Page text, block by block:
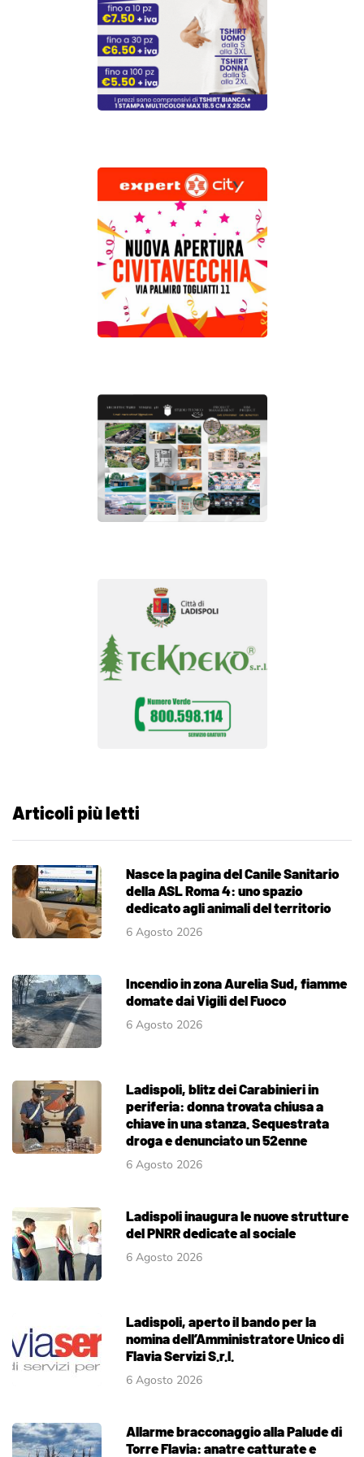
Articoli più letti
Nasce la pagina del Canile Sanitario
della ASL Roma 4: uno spazio
dedicato agli animali del territorio
6 Agosto 2026
Incendio in zona Aurelia Sud, fiamme
domate dai Vigili del Fuoco
6 Agosto 2026
Ladispoli, blitz dei Carabinieri in
periferia: donna trovata chiusa a
chiave in una stanza. Sequestrata
droga e denunciato un 52enne
6 Agosto 2026
Ladispoli inaugura le nuove strutture
del PNRR dedicate al sociale
6 Agosto 2026
Ladispoli, aperto il bando per la
nomina dell’Amministratore Unico di
Flavia Servizi S.r.l.
6 Agosto 2026
Allarme bracconaggio alla Palude di
Torre Flavia: anatre catturate e